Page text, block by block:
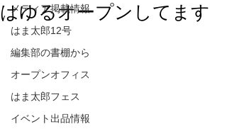
メディア掲載情報
はま太郎12号
編集部の書棚から
オープンオフィス
はま太郎フェス
イベント出品情報
はゆるオープンしてます